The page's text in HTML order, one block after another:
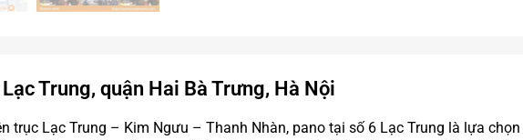
Trung, quận Hai Bà Trưng, Hà Nội
trục Lạc Trung – Kim Ngưu – Thanh Nhàn, pano tại số 6 Lạc Trung là lựa chọn